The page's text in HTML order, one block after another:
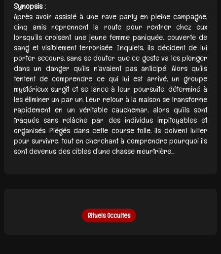
Synopsis :
Après avoir assisté à une rave party en pleine campagne,
cinq amis reprennent la route pour rentrer chez eux
lorsqu’ils croisent une jeune femme paniquée, couverte de
sang et visiblement terrorisée. Inquiets, ils décident de lui
porter secours, sans se douter que ce geste va les plonger
dans un danger qu’ils n’avaient pas anticipé. Alors qu’ils
tentent de comprendre ce qui lui est arrivé, un groupe
mystérieux surgit et se lance à leur poursuite, déterminé à
les éliminer un par un. Leur retour à la maison se transforme
rapidement en un véritable cauchemar, alors qu’ils sont
traqués sans relâche par des individus impitoyables et
organisés. Piégés dans cette course folle, ils doivent lutter
pour survivre, tout en cherchant à comprendre pourquoi ils
sont devenus des cibles d’une chasse meurtrière...
Rituels Occultes